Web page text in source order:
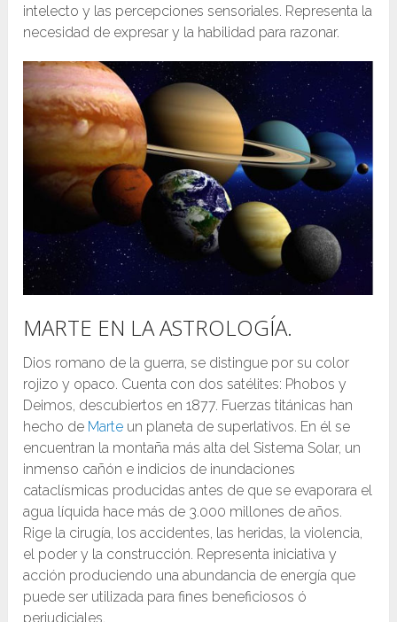
intelecto y las percepciones sensoriales. Representa la
necesidad de expresar y la habilidad para razonar.
MARTE EN LA ASTROLOGÍA.
Dios romano de la guerra, se distingue por su color
rojizo y opaco. Cuenta con dos satélites: Phobos y
Deimos, descubiertos en 1877. Fuerzas titánicas han
hecho de Marte un planeta de superlativos. En él se
encuentran la montaña más alta del Sistema Solar, un
inmenso cañón e indicios de inundaciones
cataclísmicas producidas antes de que se evaporara el
agua líquida hace más de 3.000 millones de años.
Rige la cirugía, los accidentes, las heridas, la violencia,
el poder y la construcción. Representa iniciativa y
acción produciendo una abundancia de energía que
puede ser utilizada para fines beneficiosos ó
perjudiciales.